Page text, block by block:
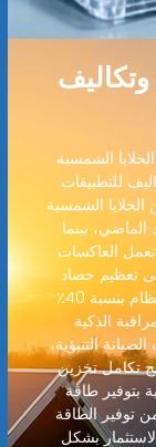
وتكاليف
الشمسية
للتطبيقات
الخلايا الشمسية
من 28٪ في العقد الماضي، بينما
التكاليف بنسبة 88٪ منذ عام 2012. تعمل العاكسات
تعظيم حصاد
الطاقة من كل محطة، مما يزيد من إخراج النظام بنسبة 40٪
الذكية
التنبؤية،
بنسبة 45٪. يسمح تكامل تخزين
بتوفير طاقة
توفير الطاقة
الاستثمار بشكل